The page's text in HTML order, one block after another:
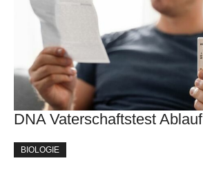
DNA Vaterschaftstest Ablauf
BIOLOGIE